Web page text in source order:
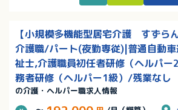
【小規模多機能型居宅介護 すずら
介護職/パート(夜勤専従)|普通自動
祉士,介護職員初任者研修（ヘルパー
務者研修（ヘルパー1級）/残業なし
の介護・ヘルパー職求人情報